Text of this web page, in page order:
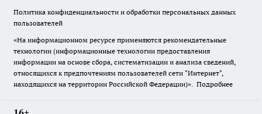
Политика конфиденциальности и обработки персональных данных
пользователей
«На информационном ресурсе применяются рекомендательные
технологии (информационные технологии предоставления
информации на основе сбора, систематизации и анализа сведений,
относящихся к предпочтениям пользователей сети "Интернет",
находящихся на территории Российской Федерации)». Подробнее